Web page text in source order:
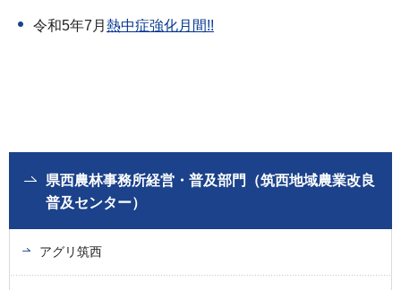
令和5年7月 熱中症強化月間!!
県西農林事務所経営・普及部門（筑西地域農業改良
普及センター）
アグリ筑西